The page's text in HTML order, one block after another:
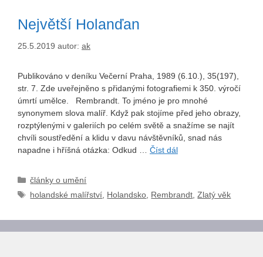
Největší Holanďan
25.5.2019 autor: ak
Publikováno v deníku Večerní Praha, 1989 (6.10.), 35(197),
str. 7. Zde uveřejněno s přidanými fotografiemi k 350. výročí
úmrtí umělce. Rembrandt. To jméno je pro mnohé
synonymem slova malíř. Když pak stojíme před jeho obrazy,
rozptýlenými v galeriích po celém světě a snažíme se najít
chvíli soustředění a klidu v davu návštěvníků, snad nás
napadne i hříšná otázka: Odkud … Číst dál
Rubriky
články o umění
Štítky
holandské malířství, Holandsko, Rembrandt,Zlatý věk